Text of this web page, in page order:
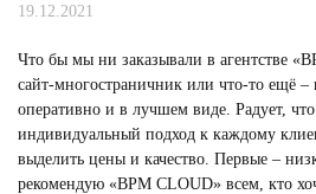
19.12.2021
Что бы мы ни заказывали в агентстве
сайт-многостраничник или что-то ещё –
оперативно и в лучшем виде. Радует, что
индивидуальный подход к каждому
выделить цены и качество. Первые –
рекомендую «BPM CLOUD» всем, кто